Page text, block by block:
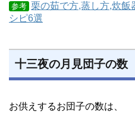
参考 栗の茹で方,蒸し方,炊飯
シピ6選
十三夜の月見団子の数
お供えするお団子の数は、